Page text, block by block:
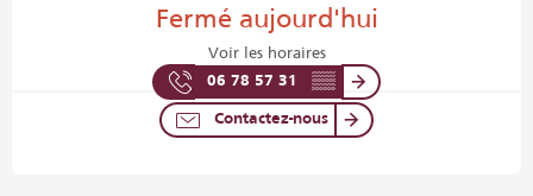
Fermé aujourd'hui
Voir les horaires
06 78 57 31 ▒▒
Contactez-nous